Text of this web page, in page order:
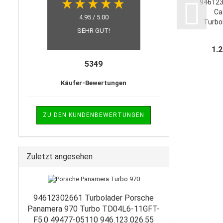
4.95 / 5.00
SEHR GUT!
5349
Käufer-Bewertungen
ZU DEN KUNDENBEWERTUNGEN
Zuletzt angesehen
94612302661 Turbolader Porsche
Panamera 970 Turbo TD04L6-11GFT-
F5.0 49477-05110 946.123.026.55